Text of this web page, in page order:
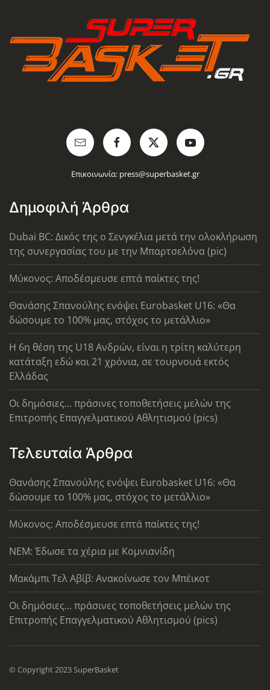
Επικοινωνία: press@superbasket.gr
Δημοφιλή Άρθρα
Dubai BC: Δικός της ο Σενγκέλια μετά την ολοκλήρωση
της συνεργασίας του με την Μπαρτσελόνα (pic)
Μύκονος: Αποδέσμευσε επτά παίκτες της!
Θανάσης Σπανούλης ενόψει Eurobasket U16: «Θα
δώσουμε το 100% μας, στόχος το μετάλλιο»
Η 6η θέση της U18 Ανδρών, είναι η τρίτη καλύτερη
κατάταξη εδώ και 21 χρόνια, σε τουρνουά εκτός
Ελλάδας
Οι δημόσιες... πράσινες τοποθετήσεις μελών της
Επιτροπής Επαγγελματικού Αθλητισμού (pics)
Τελευταία Άρθρα
Θανάσης Σπανούλης ενόψει Eurobasket U16: «Θα
δώσουμε το 100% μας, στόχος το μετάλλιο»
Μύκονος: Αποδέσμευσε επτά παίκτες της!
ΝΕΜ: Έδωσε τα χέρια με Κομνιανίδη
Μακάμπι Τελ Αβίβ: Ανακοίνωσε τον Μπέικοτ
Οι δημόσιες... πράσινες τοποθετήσεις μελών της
Επιτροπής Επαγγελματικού Αθλητισμού (pics)
© Copyright 2023 SuperBasket